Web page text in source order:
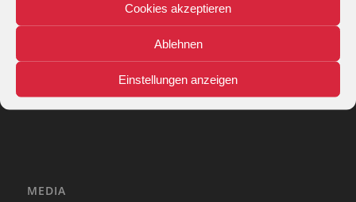
Cookies akzeptieren
Ablehnen
Einstellungen anzeigen
Teppich-Lexikon
MEDIA